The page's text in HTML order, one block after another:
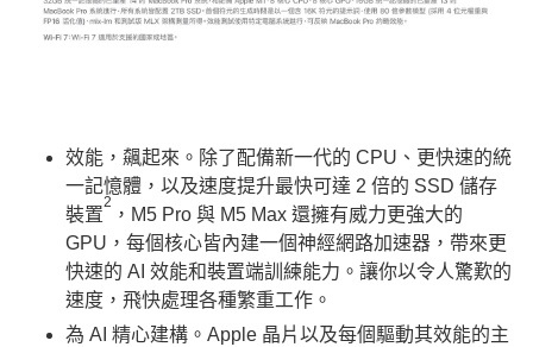
效能，飆起來。除了配備新一代的 CPU、更快速的統
一記憶體，以及速度提升最快可達 2 倍的 SSD 儲存
裝置
2
，M5 Pro 與 M5 Max 還擁有威力更強大的
GPU，每個核心皆內建一個神經網路加速器，帶來更
快速的 AI 效能和裝置端訓練能力。讓你以令人驚歎的
速度，飛快處理各種繁重工作。
為 AI 精心建構。Apple 晶片以及每個驅動其效能的主